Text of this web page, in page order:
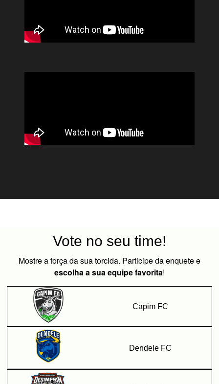
Vote no seu time!
Mostre a força da sua torcida. Participe da enquete e
escolha a sua equipe favorita!
Capim FC​
Dendele FC​